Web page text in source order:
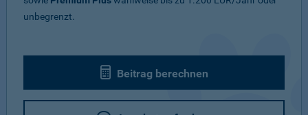
unbegrenzt.
Beitrag berechnen